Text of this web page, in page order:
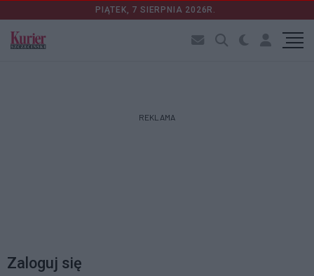
PIĄTEK, 7 SIERPNIA 2026R.
REKLAMA
Zaloguj się